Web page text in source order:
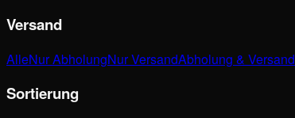
Versand
AlleNur AbholungNur VersandAbholung & Versand
Sortierung